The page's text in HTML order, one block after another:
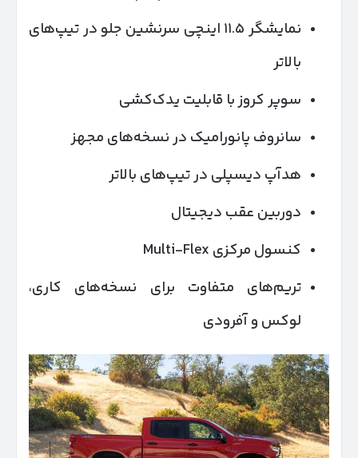
نمایشگر ۱۱.۵ اینچی سرنشین جلو در تیپ‌های
بالاتر
سوپر کروز با قابلیت یدک‌کشی
سانروف پانورامیک در نسخه‌های مجهز
هدآپ دیسپلی در تیپ‌های بالاتر
دوربین عقب دیجیتال
کنسول مرکزی Multi-Flex
تریم‌های متفاوت برای نسخه‌های کاری،
لوکس و آفرودی